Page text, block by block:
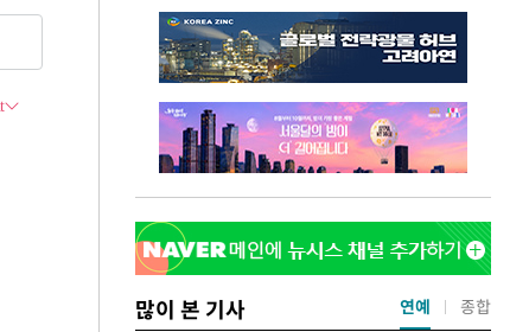
많이 본 기사 연예 종합